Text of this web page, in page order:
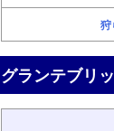
狩
グランテブリ